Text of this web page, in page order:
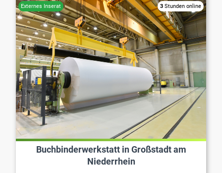
3 Stunden online
Buchbinderwerkstatt in Großstadt am
Niederrhein